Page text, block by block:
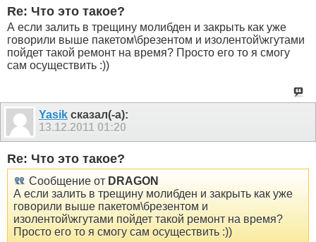
Re: Что это такое?
А если залить в трещину молибден и закрыть как уже
говорили выше пакетом\брезентом и изолентой\жгутами
пойдет такой ремонт на время? Просто его то я смогу
сам осуществить :))
Yasik сказал(-а):
13.12.2011 01:20
Re: Что это такое?
Сообщение от DRAGON
А если залить в трещину молибден и закрыть как уже
говорили выше пакетом\брезентом и
изолентой\жгутами пойдет такой ремонт на время?
Просто его то я смогу сам осуществить :))